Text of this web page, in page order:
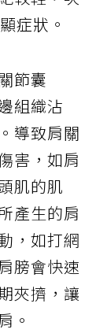
症狀。
節囊
組織沾
導致肩關
害，如肩
肌的肌
產生的肩
，如打網
膀會快速
夾擠，讓
。